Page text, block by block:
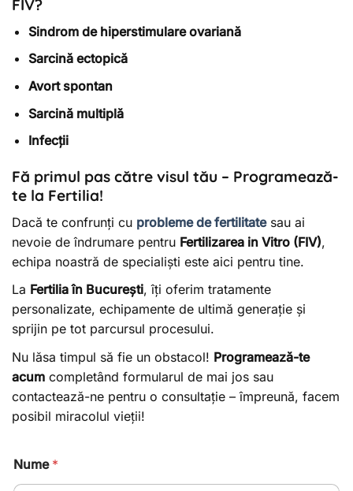
FIV?
Sindrom de hiperstimulare ovariană
Sarcină ectopică
Avort spontan
Sarcină multiplă
Infecții
Fă primul pas către visul tău – Programează-
te la Fertilia!
Dacă te confrunți cu probleme de fertilitatesau ai
nevoie de îndrumare pentru Fertilizarea in Vitro (FIV),
echipa noastră de specialiști este aici pentru tine.
La Fertilia în București, îți oferim tratamente
personalizate, echipamente de ultimă generație și
sprijin pe tot parcursul procesului.
Nu lăsa timpul să fie un obstacol! Programează-te
acum completând formularul de mai jos sau
contactează-ne pentru o consultație – împreună, facem
posibil miracolul vieții!
Nume *